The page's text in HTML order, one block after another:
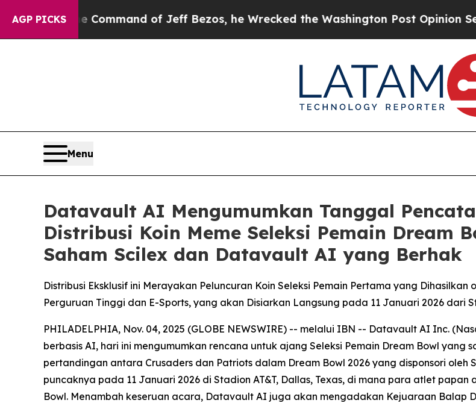
AGP PICKS
the Command of Jeff Bezos, he Wrecked the Washington Post Opinion Section but
Menu
Datavault AI Mengumumkan Tanggal
Distribusi Koin Meme Seleksi Pemain Dream
Saham Scilex dan Datavault AI yang Berhak
Distribusi Eksklusif ini Merayakan Peluncuran Koin Seleksi Pemain Pertama yang
Perguruan Tinggi dan E-Sports, yang akan Disiarkan Langsung pada 11 Januari 2026 dari
PHILADELPHIA, Nov. 04, 2025 (GLOBE NEWSWIRE) -- melalui IBN -- Datavault AI Inc.
berbasis AI, hari ini mengumumkan rencana untuk ajang Seleksi Pemain Dream Bowl
pertandingan antara Crusaders dan Patriots dalam Dream Bowl 2026 yang disponsori oleh
puncaknya pada 11 Januari 2026 di Stadion AT&T, Dallas, Texas, di mana para atlet
Bowl. Menambah keseruan acara, Datavault AI juga akan mengadakan Kejuaraan Balap